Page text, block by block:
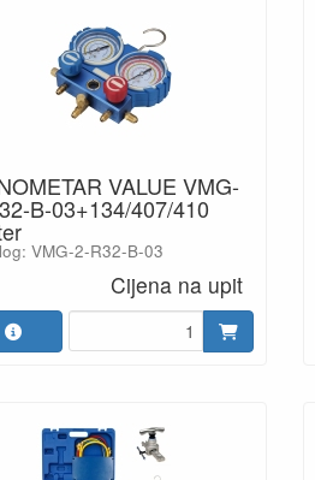
VALUE VMG-
B-03+134/407/410
VMG-2-R32-B-03
Cijena na upit